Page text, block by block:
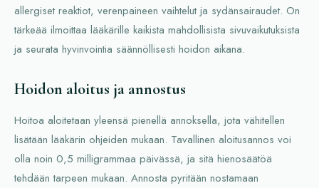
allergiset reaktiot, verenpaineen vaihtelut ja sydänsairaudet. On
tärkeää ilmoittaa lääkärille kaikista mahdollisista sivuvaikutuksista
ja seurata hyvinvointia säännöllisesti hoidon aikana.
Hoidon aloitus ja annostus
Hoitoa aloitetaan yleensä pienellä annoksella, jota vähitellen
lisätään lääkärin ohjeiden mukaan. Tavallinen aloitusannos voi
olla noin 0,5 milligrammaa päivässä, ja sitä hienosäätöä
tehdään tarpeen mukaan. Annosta pyritään nostamaan